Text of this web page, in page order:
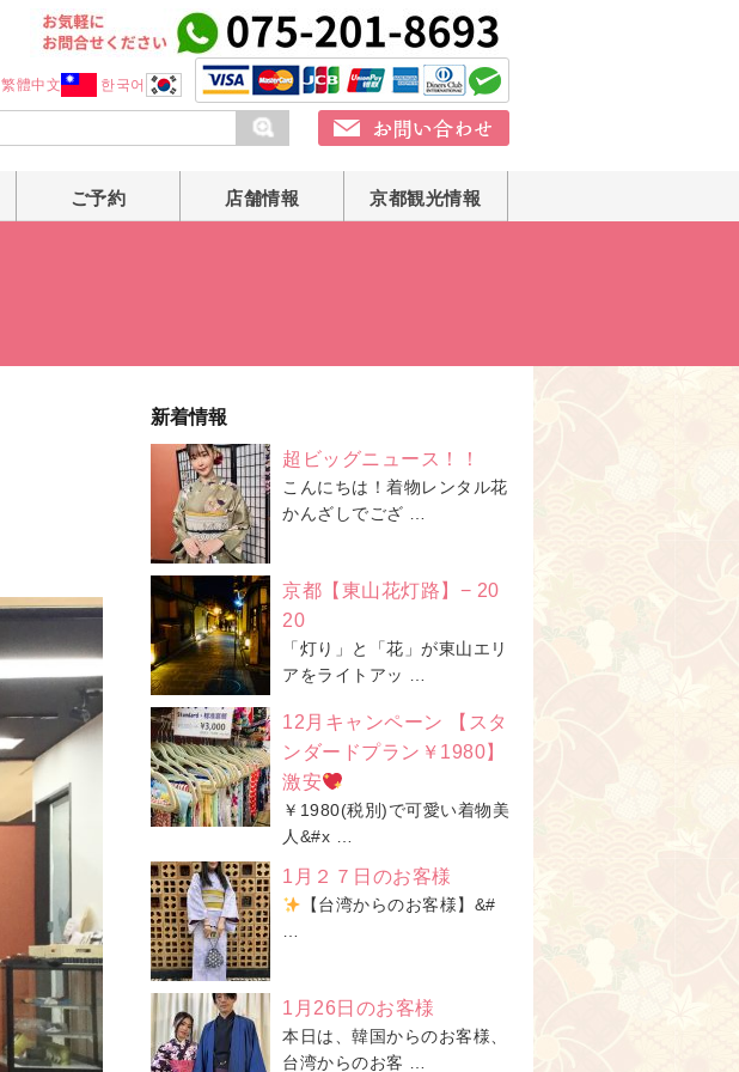
繁體中文 한국어
ご予約 店舗情報 京都観光情報
新着情報
超ビッグニュース！！
こんにちは！着物レンタル花
かんざしでござ …
京都【東山花灯路】− 20
20
「灯り」と「花」が東山エリ
アをライトアッ …
12月キャンペーン 【スタ
ンダードプラン￥1980】
激安
￥1980(税別)で可愛い着物美
人&#x …
1月２７日のお客様
【台湾からのお客様】&#
…
1月26日のお客様
本日は、韓国からのお客様、
台湾からのお客 …